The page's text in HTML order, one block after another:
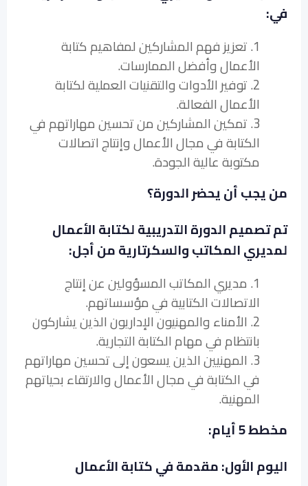
في:
1. تعزيز فهم المشاركين لمفاهيم كتابة
الأعمال وأفضل الممارسات.
2. توفير الأدوات والتقنيات العملية لكتابة
الأعمال الفعالة.
3. تمكين المشاركين من تحسين مهاراتهم في
الكتابة في مجال الأعمال وإنتاج اتصالات
مكتوبة عالية الجودة.
من يجب أن يحضر الدورة؟
تم تصميم الدورة التدريبية لكتابة الأعمال
لمديري المكاتب والسكرتارية من أجل:
1. مديري المكاتب المسؤولين عن إنتاج
الاتصالات الكتابية في مؤسساتهم.
2. الأمناء والمهنيون الإداريون الذين يشاركون
بانتظام في مهام الكتابة التجارية.
3. المهنيين الذين يسعون إلى تحسين مهاراتهم
في الكتابة في مجال الأعمال والارتقاء بحياتهم
المهنية.
مخطط 5 أيام:
اليوم الأول: مقدمة في كتابة الأعمال